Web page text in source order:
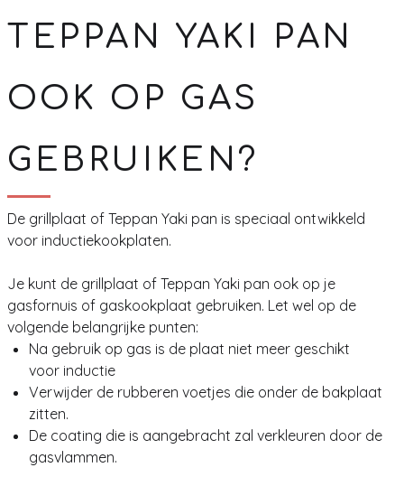
TEPPAN YAKI PAN
OOK OP GAS
GEBRUIKEN?
De grillplaat of Teppan Yaki pan is speciaal ontwikkeld
voor inductiekookplaten.
Je kunt de grillplaat of Teppan Yaki pan ook op je
gasfornuis of gaskookplaat gebruiken. Let wel op de
volgende belangrijke punten:
Na gebruik op gas is de plaat niet meer geschikt
voor inductie
Verwijder de rubberen voetjes die onder de bakplaat
zitten.
De coating die is aangebracht zal verkleuren door de
gasvlammen.